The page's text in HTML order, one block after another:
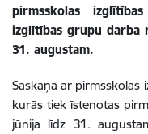
pirmsskolas
izglītības grupu darba
31. augustam.
Saskaņā ar pirmsskolas
kurās tiek īstenotas
jūnija līdz 31.